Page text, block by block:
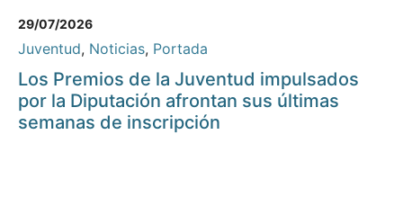
29/07/2026
Juventud, Noticias, Portada
Los Premios de la Juventud impulsados
por la Diputación afrontan sus últimas
semanas de inscripción